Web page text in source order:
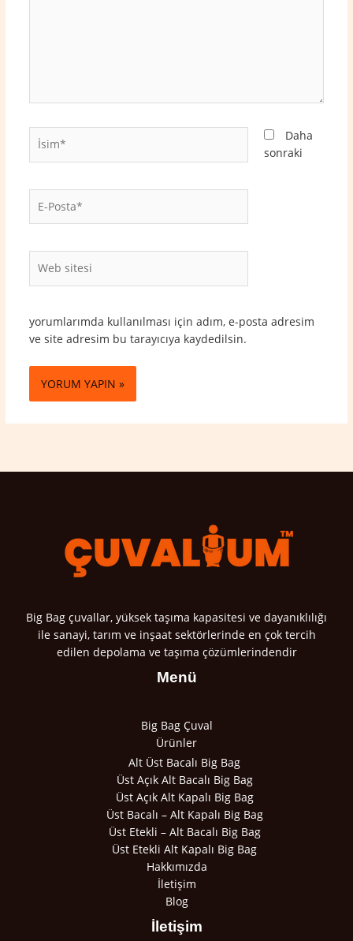
İsim*
Posta*
sitesi
Daha
sonraki
yorumlarımda kullanılması için adım, e-posta adresim
ve site adresim bu tarayıcıya kaydedilsin.
Big Bag çuvallar, yüksek taşıma kapasitesi ve dayanıklılığı
ile sanayi, tarım ve inşaat sektörlerinde en çok tercih
edilen depolama ve taşıma çözümlerindendir
Menü
Big Bag Çuval
Ürünler
Alt Üst Bacalı Big Bag
Üst Açık Alt Bacalı Big Bag
Üst Açık Alt Kapalı Big Bag
Üst Bacalı – Alt Kapalı Big Bag
Üst Etekli – Alt Bacalı Big Bag
Üst Etekli Alt Kapalı Big Bag
Hakkımızda
İletişim
Blog
İletişim